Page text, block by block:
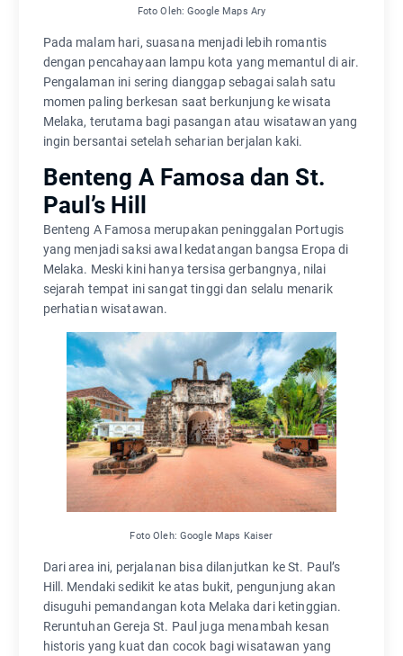
Foto Oleh: Google Maps Ary
Pada malam hari, suasana menjadi lebih romantis
dengan pencahayaan lampu kota yang memantul di air.
Pengalaman ini sering dianggap sebagai salah satu
momen paling berkesan saat berkunjung ke wisata
Melaka, terutama bagi pasangan atau wisatawan yang
ingin bersantai setelah seharian berjalan kaki.
Benteng A Famosa dan St.
Paul’s Hill
Benteng A Famosa merupakan peninggalan Portugis
yang menjadi saksi awal kedatangan bangsa Eropa di
Melaka. Meski kini hanya tersisa gerbangnya, nilai
sejarah tempat ini sangat tinggi dan selalu menarik
perhatian wisatawan.
Foto Oleh: Google Maps Kaiser
Dari area ini, perjalanan bisa dilanjutkan ke St. Paul’s
Hill. Mendaki sedikit ke atas bukit, pengunjung akan
disuguhi pemandangan kota Melaka dari ketinggian.
Reruntuhan Gereja St. Paul juga menambah kesan
historis yang kuat dan cocok bagi wisatawan yang